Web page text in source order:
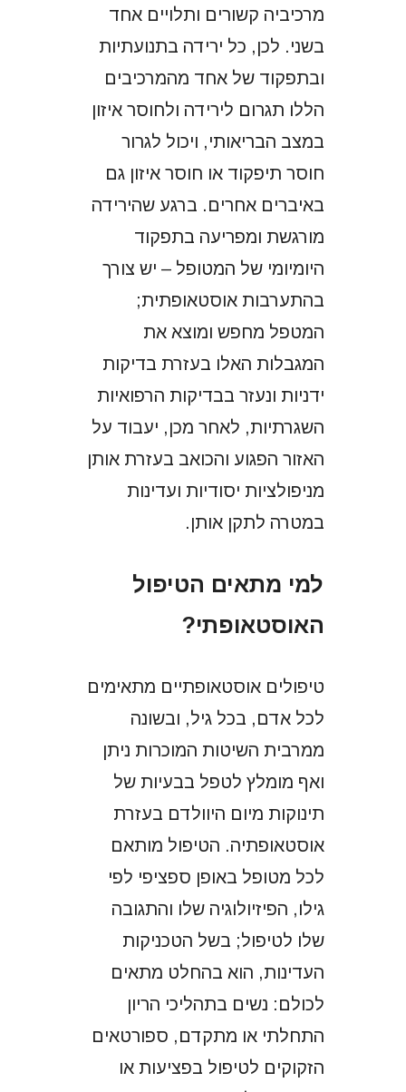
מרכיביה קשורים ותלויים אחד
בשני. לכן, כל ירידה בתנועתיות
ובתפקוד של אחד מהמרכיבים
הללו תגרום לירידה ולחוסר איזון
במצב הבריאותי, ויכול לגרור
חוסר תיפקוד או חוסר איזון גם
באיברים אחרים. ברגע שהירידה
מורגשת ומפריעה בתפקוד
היומיומי של המטופל – יש צורך
בהתערבות אוסטאופתית;
המטפל מחפש ומוצא את
המגבלות האלו בעזרת בדיקות
ידניות ונעזר בבדיקות הרפואיות
השגרתיות, לאחר מכן, יעבוד על
האזור הפגוע והכואב בעזרת אותן
מניפולציות יסודיות ועדינות
במטרה לתקן אותן.
למי מתאים הטיפול
האוסטאופתי?
טיפולים אוסטאופתיים מתאימים
לכל אדם, בכל גיל, ובשונה
ממרבית השיטות המוכרות ניתן
ואף מומלץ לטפל בבעיות של
תינוקות מיום היוולדם בעזרת
אוסטאופתיה. הטיפול מותאם
לכל מטופל באופן ספציפי לפי
גילו, הפיזיולוגיה שלו והתגובה
שלו לטיפול; בשל הטכניקות
העדינות, הוא בהחלט מתאים
לכולם: נשים בתהליכי הריון
התחלתי או מתקדם, ספורטאים
הזקוקים לטיפול בפציעות או